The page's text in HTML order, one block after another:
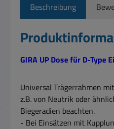
Beschreibung
GIRA UP Dose für D-Type
Universal Trägerrahmen
z.B. von Neutrik oder
Biegeradien beachten.
- Bei Einsätzen mit